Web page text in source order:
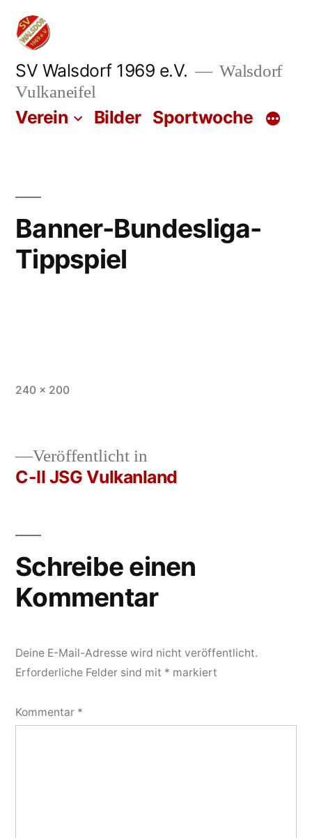
Zum
Inhalt
springen
SV Walsdorf 1969 e.V.
Walsdorf
Vulkaneifel
Verein Bilder Sportwoche
Banner-Bundesliga-
Tippspiel
Vollständige
240 × 200
Beitrags-
Veröffentlicht in
C-II JSG Vulkanland
Schreibe einen
Kommentar
Deine E-Mail-Adresse wird nicht veröffentlicht.
Erforderliche Felder sind mit * markiert
Kommentar *